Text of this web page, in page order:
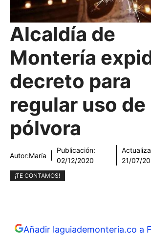
Alcaldía de
Montería
decreto para
regular uso de
pólvora
Autor:María
Publicación:
02/12/2020
21/07/
¡TE CONTAMOS!
Añadir laguiademonteria.co a